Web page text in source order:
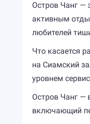
Остров Чанг —
активным
любителей
Что касается
на Сиамский
уровнем
Остров Чанг —
включающий